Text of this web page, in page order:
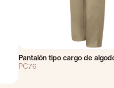
Pantalón tipo cargo de
PC76